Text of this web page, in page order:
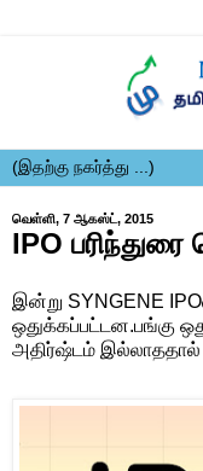
வெள்ளி, 7 ஆகஸ்ட், 2015
IPO
இன்று SYNGENE
ஒதுக்கப்பட்டன.பங்கு
அதிர்ஷ்டம் இல்லாததால்